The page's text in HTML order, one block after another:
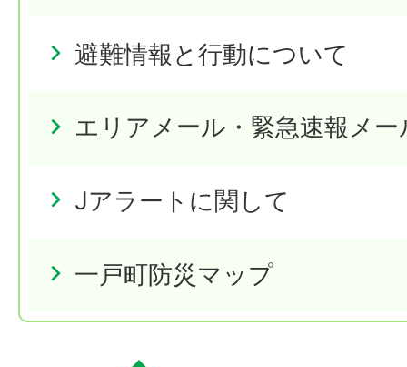
避難情報と行動について
エリアメール・緊急速報メー
Jアラートに関して
一戸町防災マップ